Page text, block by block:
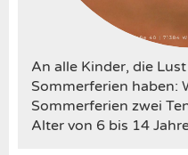
An alle Kinder, die
Sommerferien haben:
Sommerferien zwei
Alter von 6 bis 14